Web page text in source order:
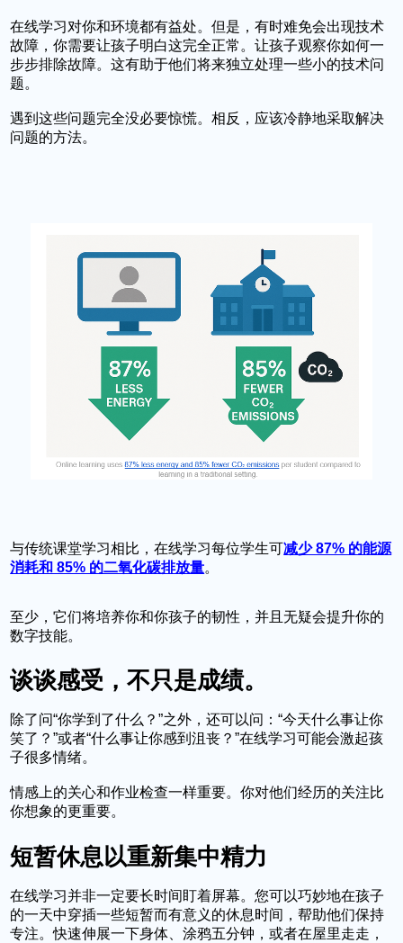
在线学习对你和环境都有益处。但是，有时难免会出现技术
故障，你需要让孩子明白这完全正常。让孩子观察你如何一
步步排除故障。这有助于他们将来独立处理一些小的技术问
题。
遇到这些问题完全没必要惊慌。相反，应该冷静地采取解决
问题的方法。
与传统课堂学习相比，在线学习每位学生可减少 87% 的能源
消耗和 85% 的二氧化碳排放量。
至少，它们将培养你和你孩子的韧性，并且无疑会提升你的
数字技能。
谈谈感受，不只是成绩。
除了问“你学到了什么？”之外，还可以问：“今天什么事让你
笑了？”或者“什么事让你感到沮丧？”在线学习可能会激起孩
子很多情绪。
情感上的关心和作业检查一样重要。你对他们经历的关注比
你想象的更重要。
短暂休息以重新集中精力
在线学习并非一定要长时间盯着屏幕。您可以巧妙地在孩子
的一天中穿插一些短暂而有意义的休息时间，帮助他们保持
专注。快速伸展一下身体、涂鸦五分钟，或者在屋里走走，